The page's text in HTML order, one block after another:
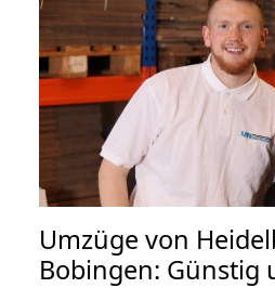
Umzüge von
Bobingen: Günstig